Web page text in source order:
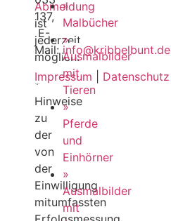
Abmeldung
ist
jederzeit
möglich.
*
Hinweise
zu
der
von
der
Einwilligung
mitumfassten
137,
E-
Mail:info@kribbelbunt.de
Impressum
Datenschutz
»
Malbücher
»
Ausmalbilder
mit
Tieren
»
Pferde
und
Einhörner
»
Ausmalbilder
mit